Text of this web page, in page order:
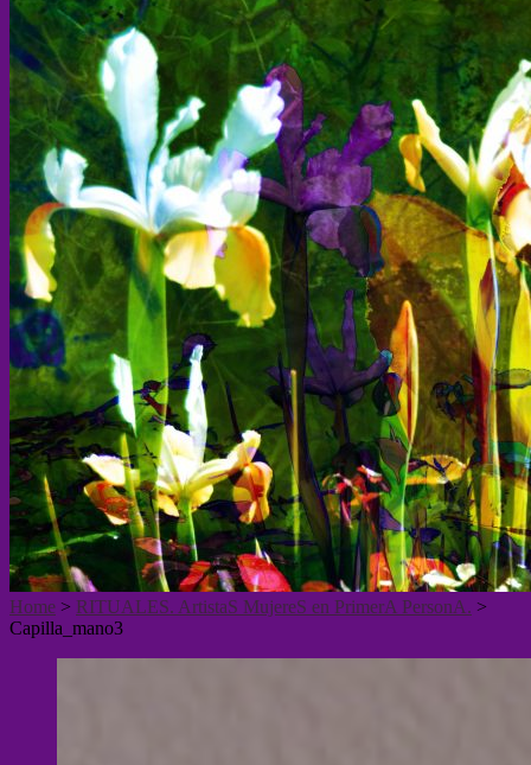
Home > RITUALES. ArtistaS MujereS en PrimerA PersonA. >
Capilla_mano3